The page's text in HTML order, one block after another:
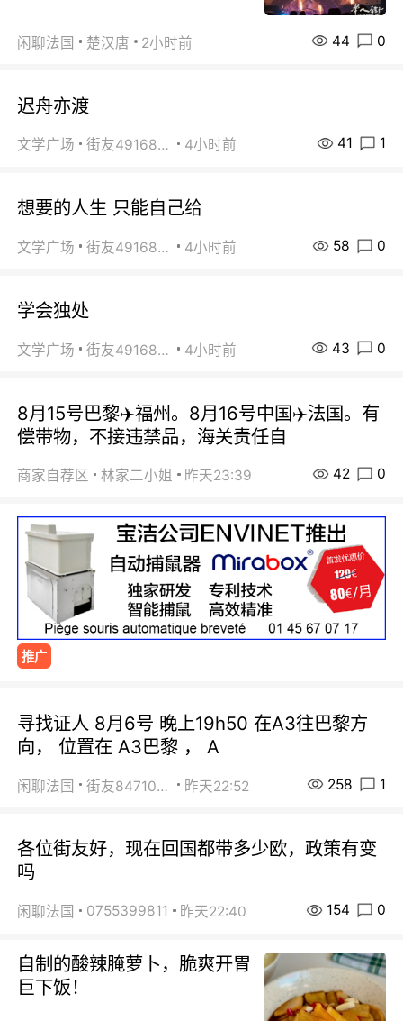
闲聊法国 楚汉唐 2小时前 44 0
迟舟亦渡
文学广场 街友49168527 4小时前 41 1
想要的人生 只能自己给
文学广场 街友49168527 4小时前 58 0
学会独处
文学广场 街友49168527 4小时前 43 0
8月15号巴黎✈️福州。8月16号中国✈️法国。有
偿带物，不接违禁品，海关责任自
商家自荐区 林家二小姐 昨天23:39 42 0
推广
寻找证人 8月6号 晚上19h50 在A3往巴黎方
向， 位置在 A3巴黎 ， A
闲聊法国 街友84710671 昨天22:52 258 1
各位街友好，现在回国都带多少欧，政策有变
吗
闲聊法国 0755399811 昨天22:40 154 0
自制的酸辣腌萝卜，脆爽开胃
巨下饭！